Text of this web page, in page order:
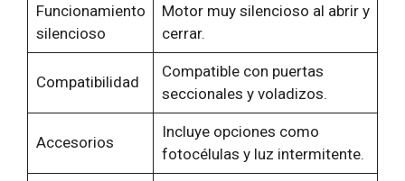
Funcionamiento
silencioso
Motor muy silencioso al abrir y
cerrar.
Compatibilidad
Compatible con puertas
seccionales y voladizos.
Accesorios
Incluye opciones como
fotocélulas y luz intermitente.